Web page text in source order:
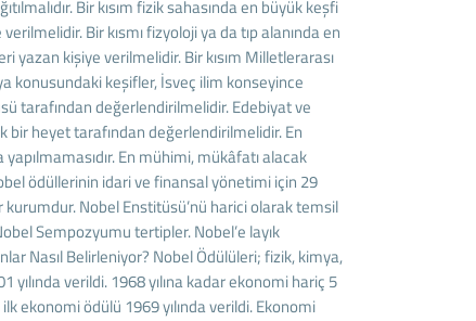
Bir kısım fizik sahasında en büyük keşfi
Bir kısmı fizyoloji ya da tıp alanında en
yazan kişiye verilmelidir. Bir kısım Milletlerarası
konusundaki keşifler, İsveç ilim konseyince
tarafından değerlendirilmelidir. Edebiyat ve
heyet tarafından değerlendirilmelidir. En
En mühimi, mükâfatı alacak
ödüllerinin idari ve finansal yönetimi için 29
Nobel Enstitüsü’nü harici olarak temsil
Sempozyumu tertipler. Nobel’e layık
Nasıl Belirleniyor? Nobel Ödülüleri; fizik, kimya,
verildi. 1968 yılına kadar ekonomi hariç 5
ekonomi ödülü 1969 yılında verildi. Ekonomi